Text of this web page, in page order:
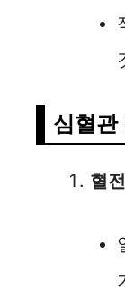
심혈관
혈